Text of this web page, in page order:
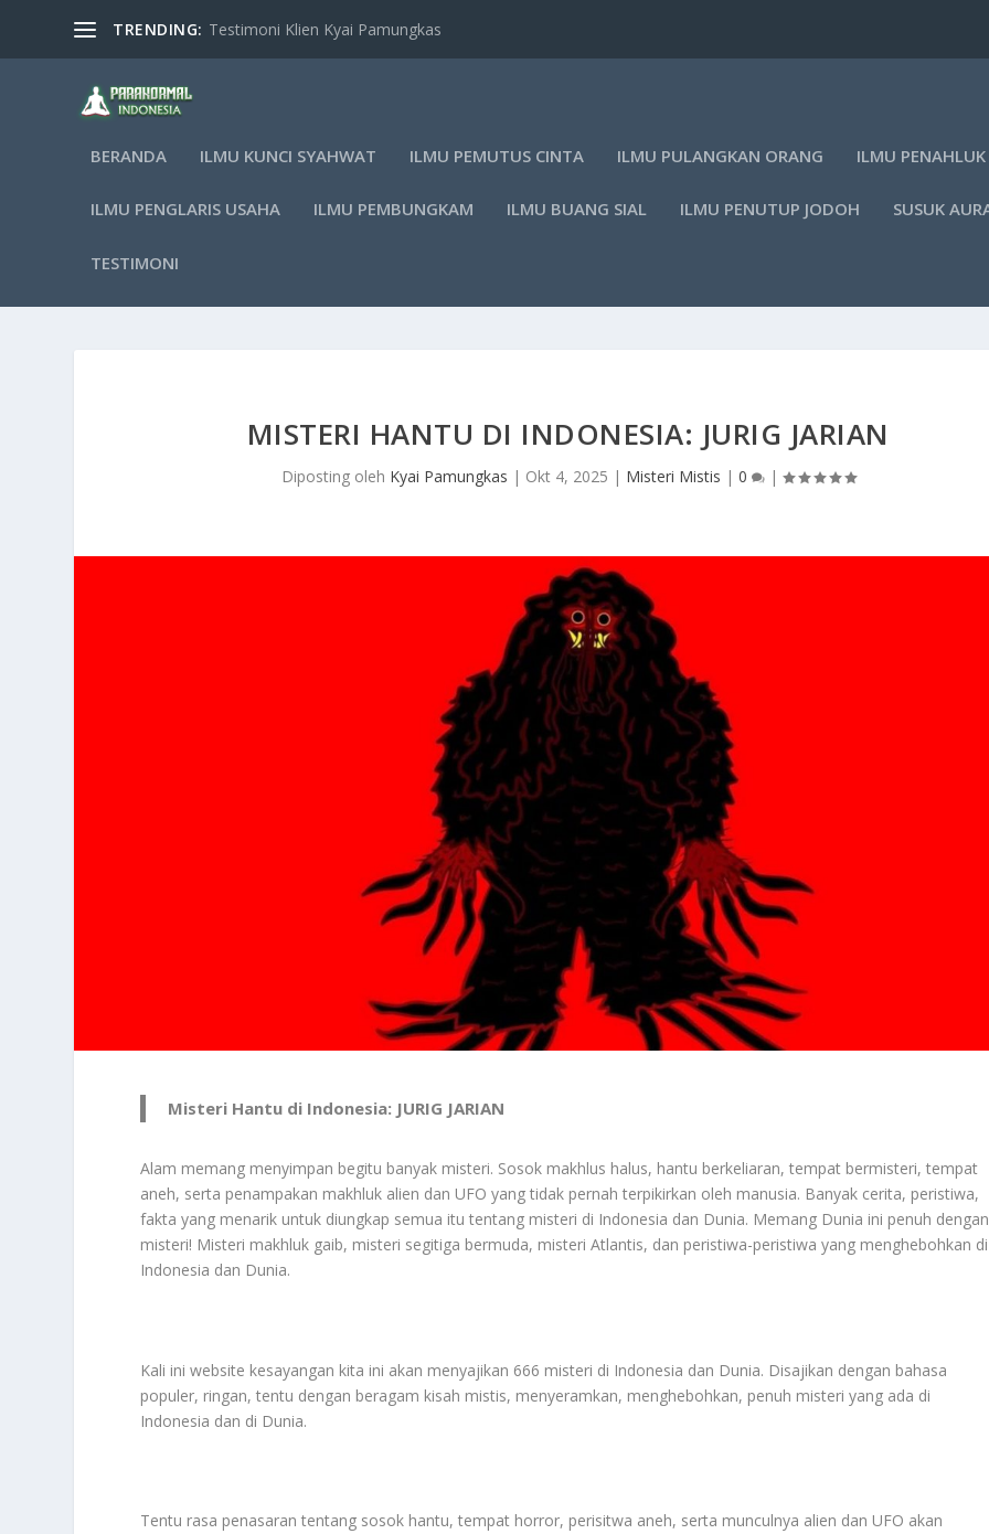
TRENDING: Testimoni Klien Kyai Pamungkas
BERANDA ILMU KUNCI SYAHWAT ILMU PEMUTUS CINTA ILMU PULANGKAN ORANG ILMU
ILMU PENGLARIS USAHA ILMU PEMBUNGKAM ILMU BUANG SIAL ILMU PENUTUP JODOH SUSUK
TESTIMONI
MISTERI HANTU DI INDONESIA: JURIG JARIAN
Diposting oleh Kyai Pamungkas | Okt 4, 2025 | Misteri Mistis | 0 |
Misteri Hantu di Indonesia: JURIG JARIAN
Alam memang menyimpan begitu banyak misteri. Sosok makhlus halus, hantu berkeliaran, tempat bermisteri, tempat
aneh, serta penampakan makhluk alien dan UFO yang tidak pernah terpikirkan oleh manusia. Banyak cerita, peristiwa,
fakta yang menarik untuk diungkap semua itu tentang misteri di Indonesia dan Dunia. Memang Dunia ini penuh dengan
misteri! Misteri makhluk gaib, misteri segitiga bermuda, misteri Atlantis, dan peristiwa-peristiwa yang menghebohkan di
Indonesia dan Dunia.
Kali ini website kesayangan kita ini akan menyajikan 666 misteri di Indonesia dan Dunia. Disajikan dengan bahasa
populer, ringan, tentu dengan beragam kisah mistis, menyeramkan, menghebohkan, penuh misteri yang ada di
Indonesia dan di Dunia.
Tentu rasa penasaran tentang sosok hantu, tempat horror, perisitwa aneh, serta munculnya alien dan UFO akan